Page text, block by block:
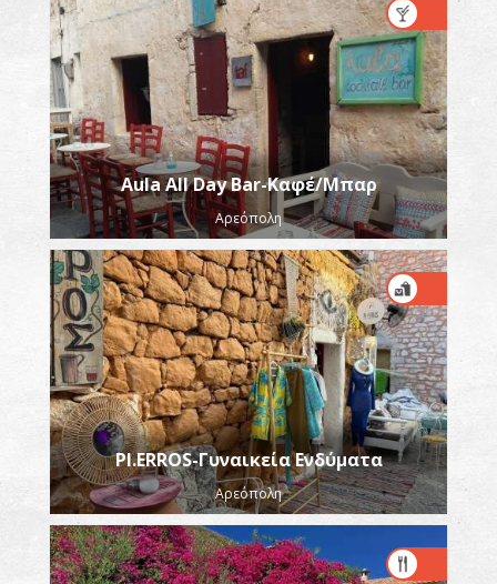
Aula All Day Bar-Καφέ/Μπαρ
Αρεόπολη
PI.ERROS-Γυναικεία Ενδύματα
Αρεόπολη